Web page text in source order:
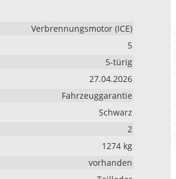
Verbrennungsmotor (ICE)
5
5-türig
27.04.2026
Fahrzeuggarantie
Schwarz
2
1274 kg
vorhanden